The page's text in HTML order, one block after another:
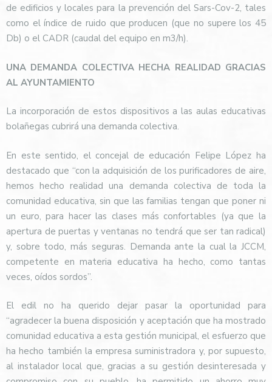
de edificios y locales para la prevención del Sars-Cov-2, tales
como el índice de ruido que producen (que no supere los 45
Db) o el CADR (caudal del equipo en m3/h).
UNA DEMANDA COLECTIVA HECHA REALIDAD GRACIAS
AL AYUNTAMIENTO
La incorporación de estos dispositivos a las aulas educativas
bolañegas cubrirá una demanda colectiva.
En este sentido, el concejal de educación Felipe López ha
destacado que “con la adquisición de los purificadores de aire,
hemos hecho realidad una demanda colectiva de toda la
comunidad educativa, sin que las familias tengan que poner ni
un euro, para hacer las clases más confortables (ya que la
apertura de puertas y ventanas no tendrá que ser tan radical)
y, sobre todo, más seguras. Demanda ante la cual la JCCM,
competente en materia educativa ha hecho, como tantas
veces, oídos sordos”.
El edil no ha querido dejar pasar la oportunidad para
“agradecer la buena disposición y aceptación que ha mostrado
comunidad educativa a esta gestión municipal, el esfuerzo que
ha hecho también la empresa suministradora y, por supuesto,
al instalador local que, gracias a su gestión desinteresada y